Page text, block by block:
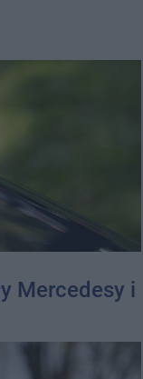
Mercedesy i